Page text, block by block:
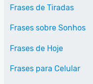
Frases de Tiradas
Frases sobre Sonhos
Frases de Hoje
Frases para Celular